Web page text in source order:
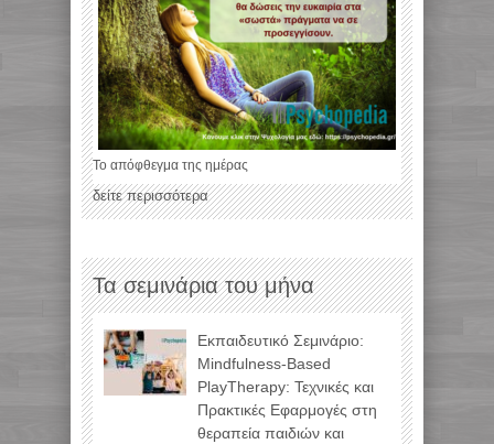
Το απόφθεγμα της ημέρας
δείτε περισσότερα
Τα σεμινάρια του μήνα
Εκπαιδευτικό Σεμινάριο:
Mindfulness-Based
PlayTherapy: Τεχνικές και
Πρακτικές Εφαρμογές στη
θεραπεία παιδιών και